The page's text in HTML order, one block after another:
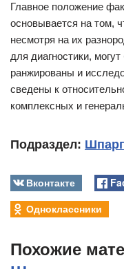
Главное положение
основывается на том,
несмотря на их
для диагностики,
ранжированы и
сведены к
комплексных и
Подраздел:
Вконтакте
Одноклассники
Похожие